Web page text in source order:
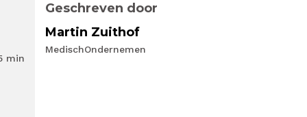
min
Geschreven door
Martin Zuithof
MedischOndernemen